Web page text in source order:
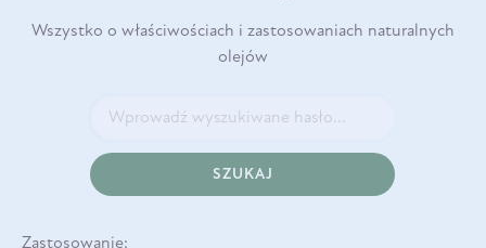
Wszystko o właściwościach i zastosowaniach naturalnych
olejów
SZUKAJ
Zastosowanie: